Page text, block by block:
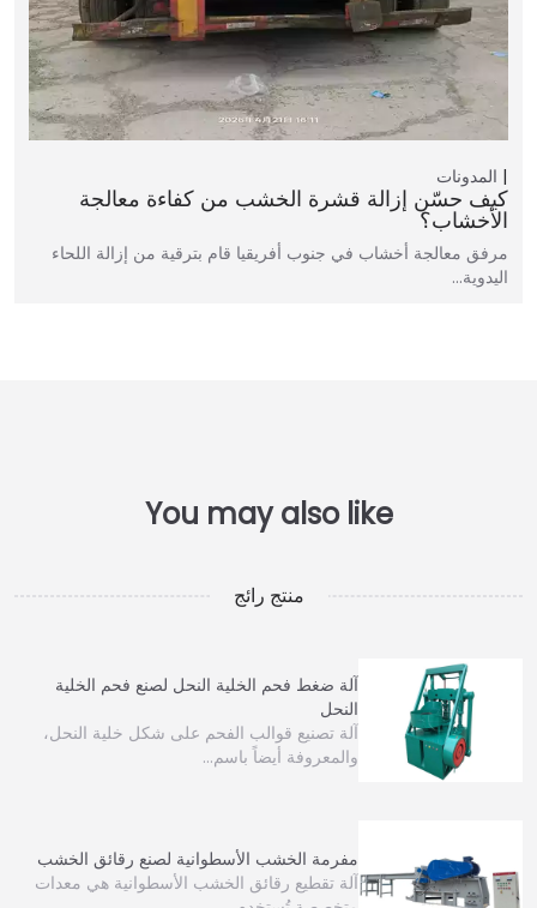
المدونات
كيف حسّن إزالة قشرة الخشب من كفاءة معالجة
الأخشاب؟
مرفق معالجة أخشاب في جنوب أفريقيا قام بترقية من إزالة اللحاء
اليدوية…
منتج رائج
آلة ضغط فحم الخلية النحل لصنع فحم الخلية
النحل
آلة تصنيع قوالب الفحم على شكل خلية النحل،
والمعروفة أيضاً باسم…
مفرمة الخشب الأسطوانية لصنع رقائق الخشب
آلة تقطيع رقائق الخشب الأسطوانية هي معدات